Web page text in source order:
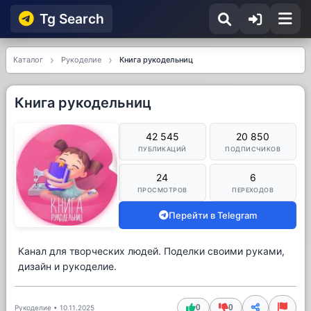
Tg Searсh
Каталог Рукоделие Книга рукодельниц
Книга рукодельниц
42 545
ПУБЛИКАЦИЙ
20 850
ПОДПИСЧИКОВ
24
ПРОСМОТРОВ
6
ПЕРЕХОДОВ
Перейти в Telegram
Канал для творческих людей. Поделки своими руками,
дизайн и рукоделие.
Рукоделие • 10.11.2025 0 0